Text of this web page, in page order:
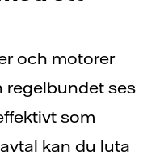
och motorer
regelbundet ses
som
kan du luta